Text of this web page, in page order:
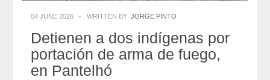
Edmundo Lazos Zuart, nuevo presidente del Club
2026-07-31
Edmundo Lazos Zuart, nuevo presidente del Club
Rotario Ejecutivo de San Cristóbal
2026-07-31
04 JUNE 2026 WRITTEN BY JORGE PINTO
Detienen a dos indígenas por
portación de arma de fuego,
en Pantelhó